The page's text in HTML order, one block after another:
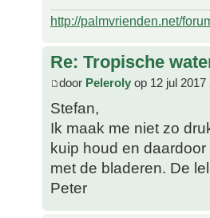
http://palmvrienden.net/
Re: Tropische
door Peleroly op 12 jul 2017
Stefan,
Ik maak me niet zo
kuip houd en
met de bladeren. De
Peter